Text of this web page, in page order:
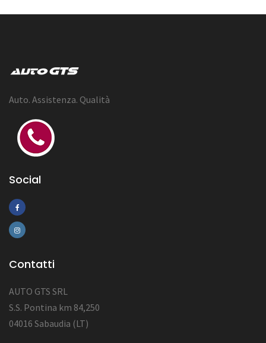
Auto. Assistenza. Qualità
Social
Contatti
AUTO GTS SRL
S.S. Pontina km 84,250
04016 Sabaudia (LT)